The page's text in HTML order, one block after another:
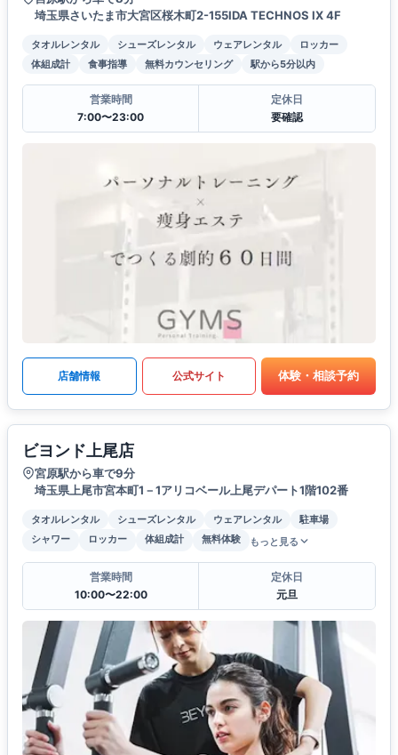
埼玉県さいたま市大宮区桜木町2-155IDA TECHNOS IX 4F
タオルレンタル シューズレンタル ウェアレンタル
ロッカー
体組成計
食事指導 無料カウンセリング 駅から5分以内
営業時間
7:00〜23:00
定休日
要確認
店舗情報 公式サイト 体験・相談予約
ビヨンド上尾店
宮原駅から車で9分
埼玉県上尾市宮本町1－1アリコベール上尾デパート1階102番
タオルレンタル シューズレンタル ウェアレンタル
駐車場
シャワー
ロッカー 体組成計 無料体験 もっと見る
営業時間
10:00〜22:00
定休日
元旦